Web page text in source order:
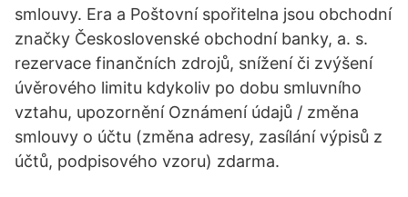
smlouvy. Era a Poštovní spořitelna jsou obchodní
značky Československé obchodní banky, a. s.
rezervace finančních zdrojů, snížení či zvýšení
úvěrového limitu kdykoliv po dobu smluvního
vztahu, upozornění Oznámení údajů / změna
smlouvy o účtu (změna adresy, zasílání výpisů z
účtů, podpisového vzoru) zdarma.